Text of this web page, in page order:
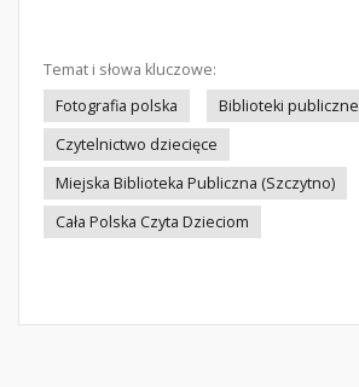
Temat i słowa kluczowe:
Fotografia polska
Biblioteki publiczne
Czytelnictwo dziecięce
Miejska Biblioteka Publiczna (Szczytno)
Cała Polska Czyta Dzieciom